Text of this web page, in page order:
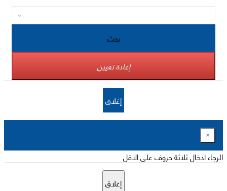
بحث
إعادة تعيين
إغلاق
×
الرجاء ادخال ثلاثة حروف على الاقل
إغلاق